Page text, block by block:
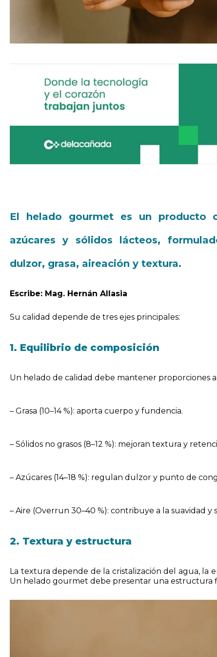
El helado gourmet es un producto
azúcares y sólidos lácteos,
dulzor, grasa, aireación y textura.
Escribe: Mag. Hernán Allasia
Su calidad depende de tres ejes principales:
1. Equilibrio de composición
Un helado de calidad debe mantener proporciones
– Grasa (10–14 %): aporta cuerpo y fundencia.
– Sólidos no grasos (8–12 %): mejoran textura y
– Azúcares (14–18 %): regulan dulzor y punto de
– Aire (Overrun 30–40 %): contribuye a la suavidad y
2. Textura y estructura
La textura depende de la cristalización del agua, la
Un helado gourmet debe presentar una estructura